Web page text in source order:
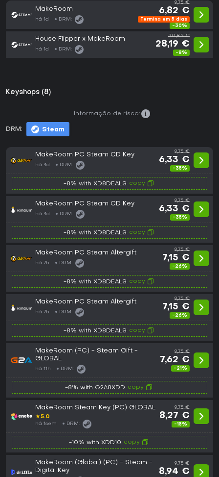
MakeRoom
há 1d DRM:
9,75 €
6,82 €
Termina em 5 dias
-30%
House Flipper x MakeRoom
há 1d DRM:
30,82 €
28,19 €
-8%
Keyshops (8)
DRM: Steam
Informação de risco:
MakeRoom PC Steam CD Key
há 4d DRM:
9,75 €
6,33 €
-35%
-8% with XD8DEALS copy
MakeRoom PC Steam CD Key
há 4d DRM:
9,75 €
6,33 €
-35%
-8% with XD8DEALS copy
MakeRoom PC Steam Altergift
há 7h DRM:
9,75 €
7,15 €
-26%
-8% with XD8DEALS copy
MakeRoom PC Steam Altergift
há 7h DRM:
9,75 €
7,15 €
-26%
-8% with XD8DEALS copy
MakeRoom (PC) - Steam Gift -
GLOBAL
há 11h DRM:
9,75 €
7,62 €
-21%
-8% with G2A8XDD copy
MakeRoom Steam Key (PC) GLOBAL
★5.0
há 1sem DRM:
9,75 €
8,27 €
-15%
-10% with XDD10 copy
MakeRoom (Global) (PC) - Steam -
Digital Key
9,75 €
8,94 €